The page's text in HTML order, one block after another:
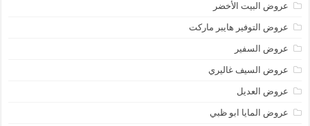
عروض البيت الأخضر
عروض التوفير هايبر ماركت
عروض السفير
عروض السيف غاليري
عروض العديل
عروض المايا ابو ظبي